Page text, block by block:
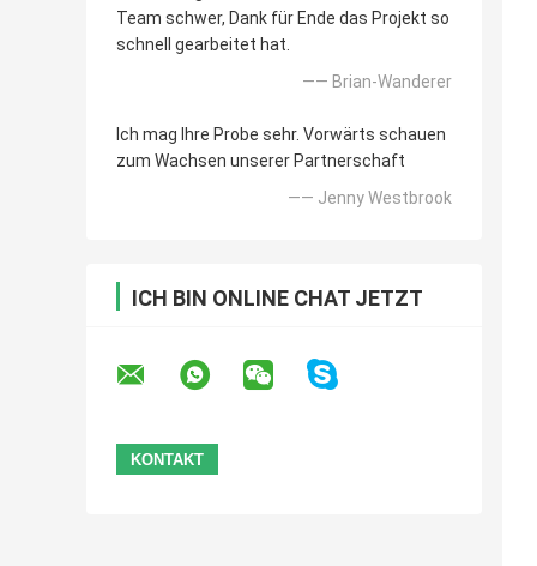
Team schwer, Dank für Ende das Projekt so
schnell gearbeitet hat.
—— Brian-Wanderer
Ich mag Ihre Probe sehr. Vorwärts schauen
zum Wachsen unserer Partnerschaft
—— Jenny Westbrook
ICH BIN ONLINE CHAT JETZT